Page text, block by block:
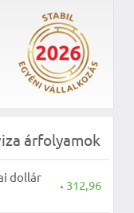
árfolyamok
dollár
▲ 312,96